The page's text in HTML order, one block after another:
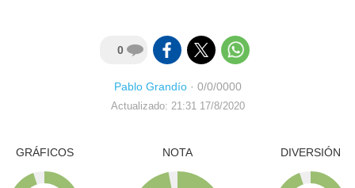
0
Pablo Grandío· 0/0/0000
Actualizado: 21:31 17/8/2020
GRÁFICOS NOTA DIVERSIÓN